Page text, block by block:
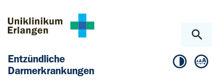
Entzündliche
Darmerkrankungen